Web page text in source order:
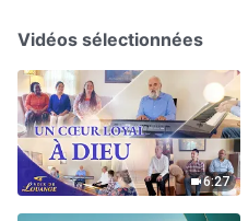
Vidéos sélectionnées
6:27